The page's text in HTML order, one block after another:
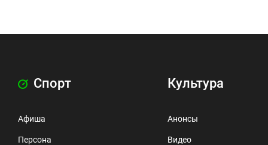
Спорт
Афиша
Персона
Культура
Анонсы
Видео